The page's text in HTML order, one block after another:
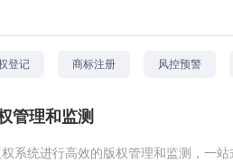
登记 商标注册 风控预警
管理和监测
系统进行高效的版权管理和监测，一